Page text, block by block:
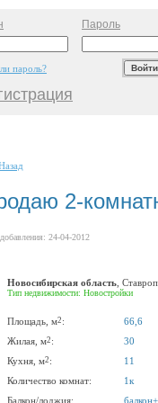
Пароль
пароль?
2-
24-04-2012
Новосибирская область ,
Тип недвижимости: Новостройки
Площадь, м2 :
66,6
Жилая, м2 :
30
Кухня, м2 :
11
Количество комнат:
1к
Балкон/лоджия: